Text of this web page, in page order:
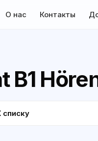
О нас Контакты
B1
списку